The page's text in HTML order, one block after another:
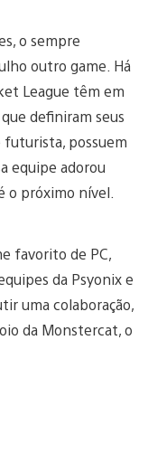
o sempre
outro game. Há
League têm em
definiram seus
futurista, possuem
equipe adorou
o próximo nível.
favorito de PC,
da Psyonix e
uma colaboração,
da Monstercat, o